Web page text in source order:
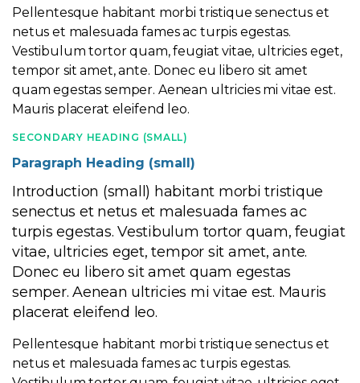
Pellentesque habitant morbi tristique senectus et
netus et malesuada fames ac turpis egestas.
Vestibulum tortor quam, feugiat vitae, ultricies eget,
tempor sit amet, ante. Donec eu libero sit amet
quam egestas semper. Aenean ultricies mi vitae est.
Mauris placerat eleifend leo.
SECONDARY HEADING (SMALL)
Paragraph Heading (small)
Introduction (small) habitant morbi tristique
senectus et netus et malesuada fames ac
turpis egestas. Vestibulum tortor quam, feugiat
vitae, ultricies eget, tempor sit amet, ante.
Donec eu libero sit amet quam egestas
semper. Aenean ultricies mi vitae est. Mauris
placerat eleifend leo.
Pellentesque habitant morbi tristique senectus et
netus et malesuada fames ac turpis egestas.